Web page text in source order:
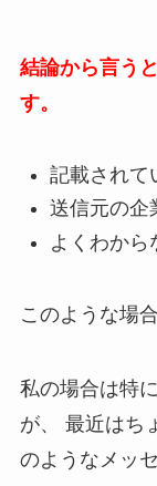
結論から言う
す。
記載されて
送信元の企
よくわから
このような場
私の場合は特
が、
最近はち
のようなメッ